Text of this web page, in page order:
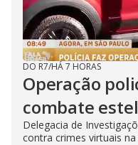
DO R7/HÁ 7 HORAS
Operação
combate
Delegacia de
contra crimes virtuais